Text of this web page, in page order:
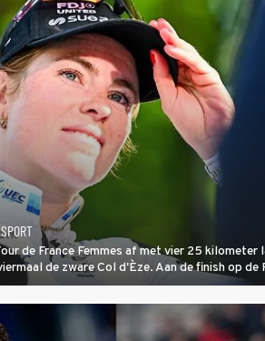
de France Femmes af met vier 25 kilometer
de zware Col d'Èze. Aan de finish op de
de laatste gele trui.